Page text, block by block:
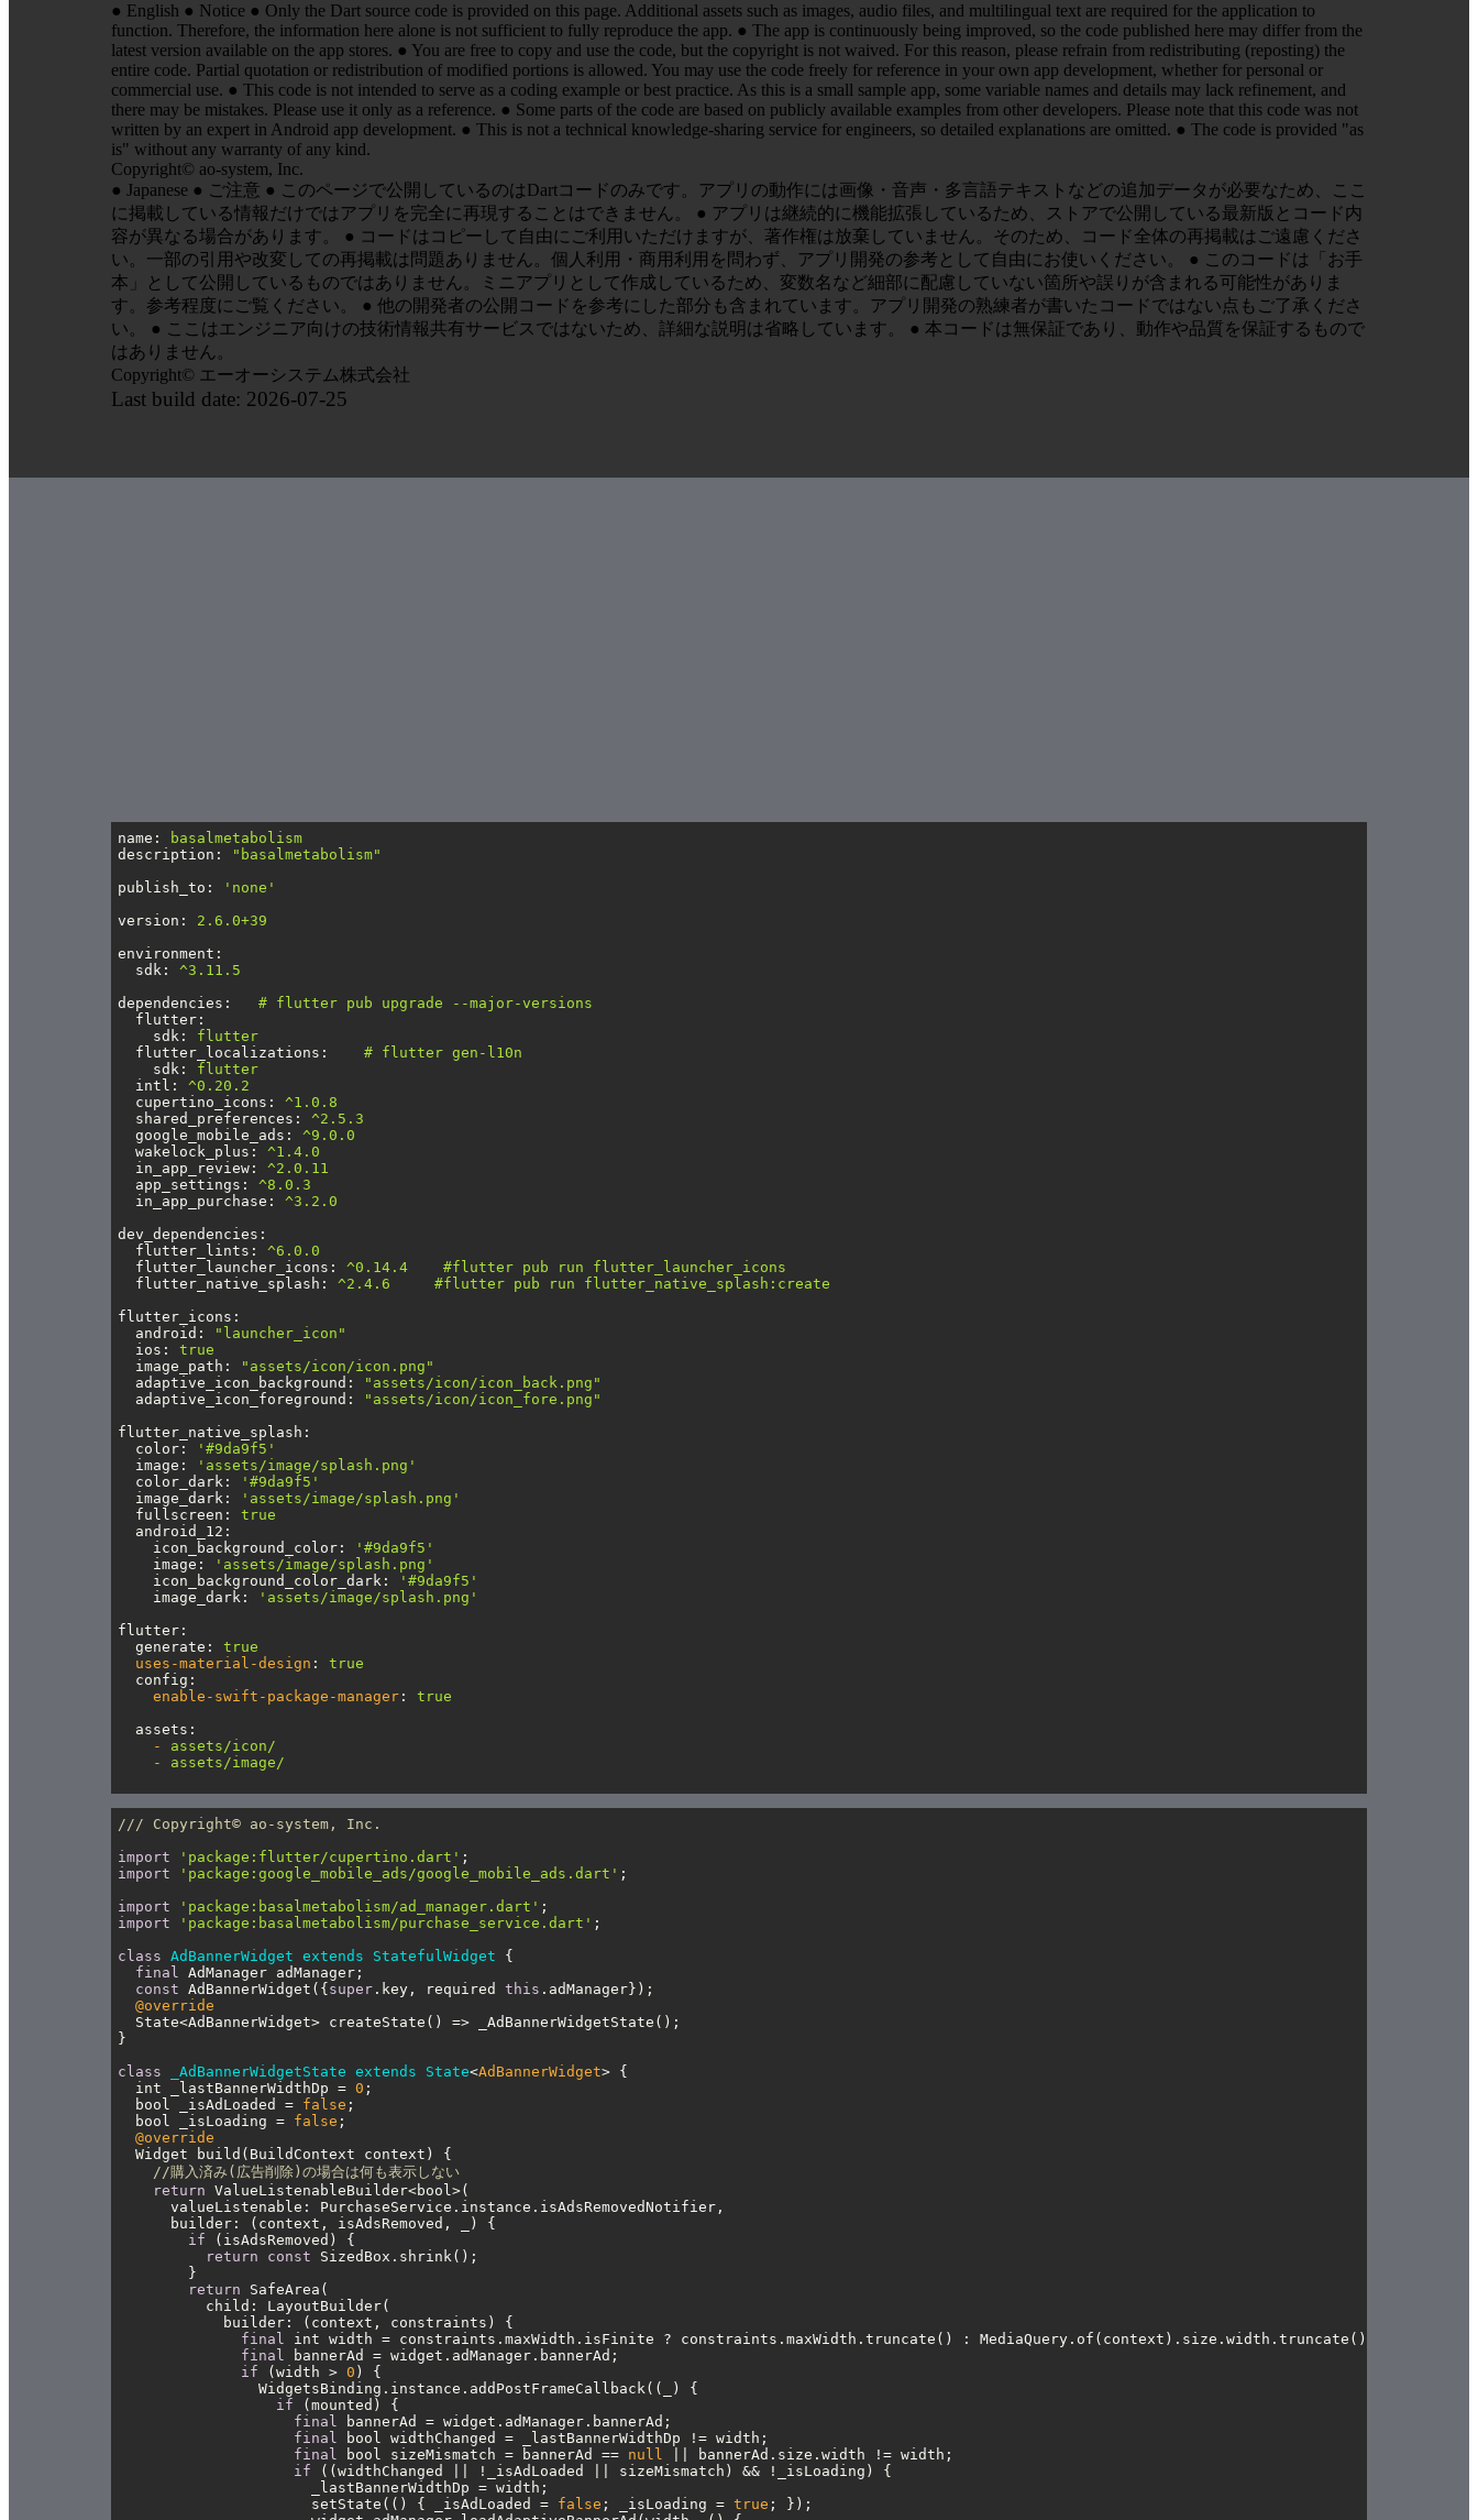
● English ● Notice ● Only the Dart source code is provided on this page. Additional assets such as images, audio files, and multilingual text are required for the application to
function. Therefore, the information here alone is not sufficient to fully reproduce the app. ● The app is continuously being improved, so the code published here may differ from the
latest version available on the app stores. ● You are free to copy and use the code, but the copyright is not waived. For this reason, please refrain from redistributing (reposting) the
entire code. Partial quotation or redistribution of modified portions is allowed. You may use the code freely for reference in your own app development, whether for personal or
commercial use. ● This code is not intended to serve as a coding example or best practice. As this is a small sample app, some variable names and details may lack refinement, and
there may be mistakes. Please use it only as a reference. ● Some parts of the code are based on publicly available examples from other developers. Please note that this code was not
written by an expert in Android app development. ● This is not a technical knowledge-sharing service for engineers, so detailed explanations are omitted. ● The code is provided "as
is" without any warranty of any kind.
Copyright© ao-system, Inc.
● Japanese ● ご注意 ● このページで公開しているのはDartコードのみです。アプリの動作には画像・音声・多言語テキストなどの追加データが必要なため、ここ
に掲載している情報だけではアプリを完全に再現することはできません。 ● アプリは継続的に機能拡張しているため、ストアで公開している最新版とコード内
容が異なる場合があります。 ● コードはコピーして自由にご利用いただけますが、著作権は放棄していません。そのため、コード全体の再掲載はご遠慮くださ
い。一部の引用や改変しての再掲載は問題ありません。個人利用・商用利用を問わず、アプリ開発の参考として自由にお使いください。 ● このコードは「お手
本」として公開しているものではありません。ミニアプリとして作成しているため、変数名など細部に配慮していない箇所や誤りが含まれる可能性がありま
す。参考程度にご覧ください。 ● 他の開発者の公開コードを参考にした部分も含まれています。アプリ開発の熟練者が書いたコードではない点もご了承くださ
い。 ● ここはエンジニア向けの技術情報共有サービスではないため、詳細な説明は省略しています。 ● 本コードは無保証であり、動作や品質を保証するもので
はありません。
Copyright© エーオーシステム株式会社
Last build date: 2026-07-25
name :
basalmetabolism
description :
"basalmetabolism"
publish_to :
'none'
version : 2.6.0+39
environment :
sdk : ^3.11.5
dependencies : # flutter pub upgrade --major-versions
flutter :
sdk : flutter
flutter_localizations : # flutter gen-l10n
sdk : flutter
intl : ^0.20.2
cupertino_icons : ^1.0.8
shared_preferences : ^2.5.3
google_mobile_ads : ^9.0.0
wakelock_plus : ^1.4.0
in_app_review : ^2.0.11
app_settings : ^8.0.3
in_app_purchase : ^3.2.0
dev_dependencies :
flutter_lints : ^6.0.0
flutter_launcher_icons : ^0.14.4    #flutter pub run flutter_launcher_icons
flutter_native_splash : ^2.4.6     #flutter pub run flutter_native_splash:create
flutter_icons :
android :
"launcher_icon"
ios : true
image_path :
"assets/icon/icon.png"
adaptive_icon_background :
"assets/icon/icon_back.png"
adaptive_icon_foreground :
"assets/icon/icon_fore.png"
flutter_native_splash :
color :
'#9da9f5'
image :
'assets/image/splash.png'
color_dark :
'#9da9f5'
image_dark :
'assets/image/splash.png'
fullscreen : true
android_12 :
icon_background_color :
'#9da9f5'
image :
'assets/image/splash.png'
icon_background_color_dark :
'#9da9f5'
image_dark :
'assets/image/splash.png'
flutter :
generate : true
uses-material-design : true
config :
enable-swift-package-manager : true
assets :
-
assets/icon/
-
assets/image/
/// Copyright© ao-system, Inc.
import
'package:flutter/cupertino.dart'
import
'package:google_mobile_ads/google_mobile_ads.dart'
import
'package:basalmetabolism/ad_manager.dart'
import
'package:basalmetabolism/purchase_service.dart'
class
AdBannerWidget extends StatefulWidget
final
const AdBannerWidget({super .key, required this
@override
class
_AdBannerWidgetState extends State<AdBannerWidget>
  int _lastBannerWidthDp =
0
  bool _isAdLoaded =
false
  bool _isLoading =
false
@override
//購入済み(広告削除)の場合は何も表示しない
return
if
return
const
return
final
final
if (width > 0
if
final
final
final
bool sizeMismatch = bannerAd == null
if
                      setState(() { _isAdLoaded =
false ; _isLoading = true